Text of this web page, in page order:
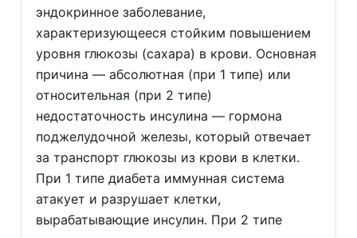
эндокринное заболевание,
характеризующееся стойким повышением
уровня глюкозы (сахара) в крови. Основная
причина — абсолютная (при 1 типе) или
относительная (при 2 типе)
недостаточность инсулина — гормона
поджелудочной железы, который отвечает
за транспорт глюкозы из крови в клетки.
При 1 типе диабета иммунная система
атакует и разрушает клетки,
вырабатывающие инсулин. При 2 типе